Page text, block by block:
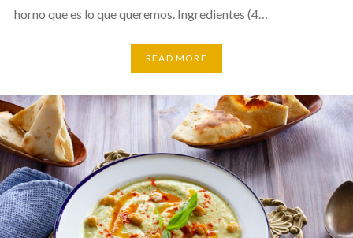
horno que es lo que queremos. Ingredientes (4…
READ MORE